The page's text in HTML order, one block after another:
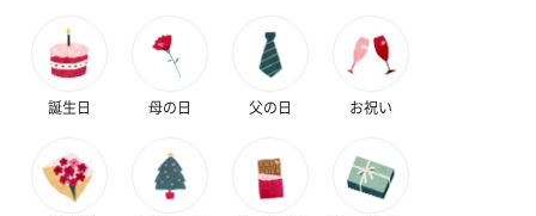
（ブルー）（748円）
（イエロー）（748円）
誕生日 母の日 父の日 お祝い